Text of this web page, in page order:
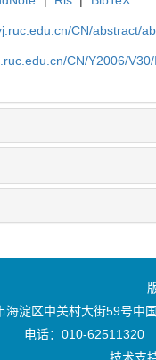
CN/abstract/
CN/Y2006/
版
海淀区中关村大街59号中
电话：010-